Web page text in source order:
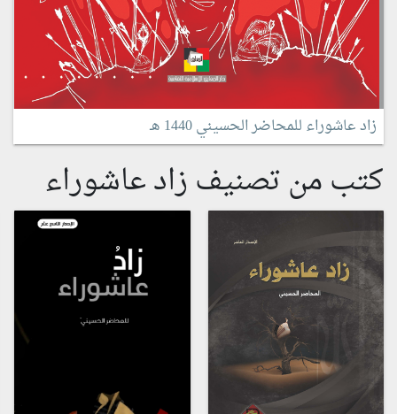
زاد عاشوراء للمحاضر الحسيني 1440 هـ
كتب من تصنيف زاد عاشوراء